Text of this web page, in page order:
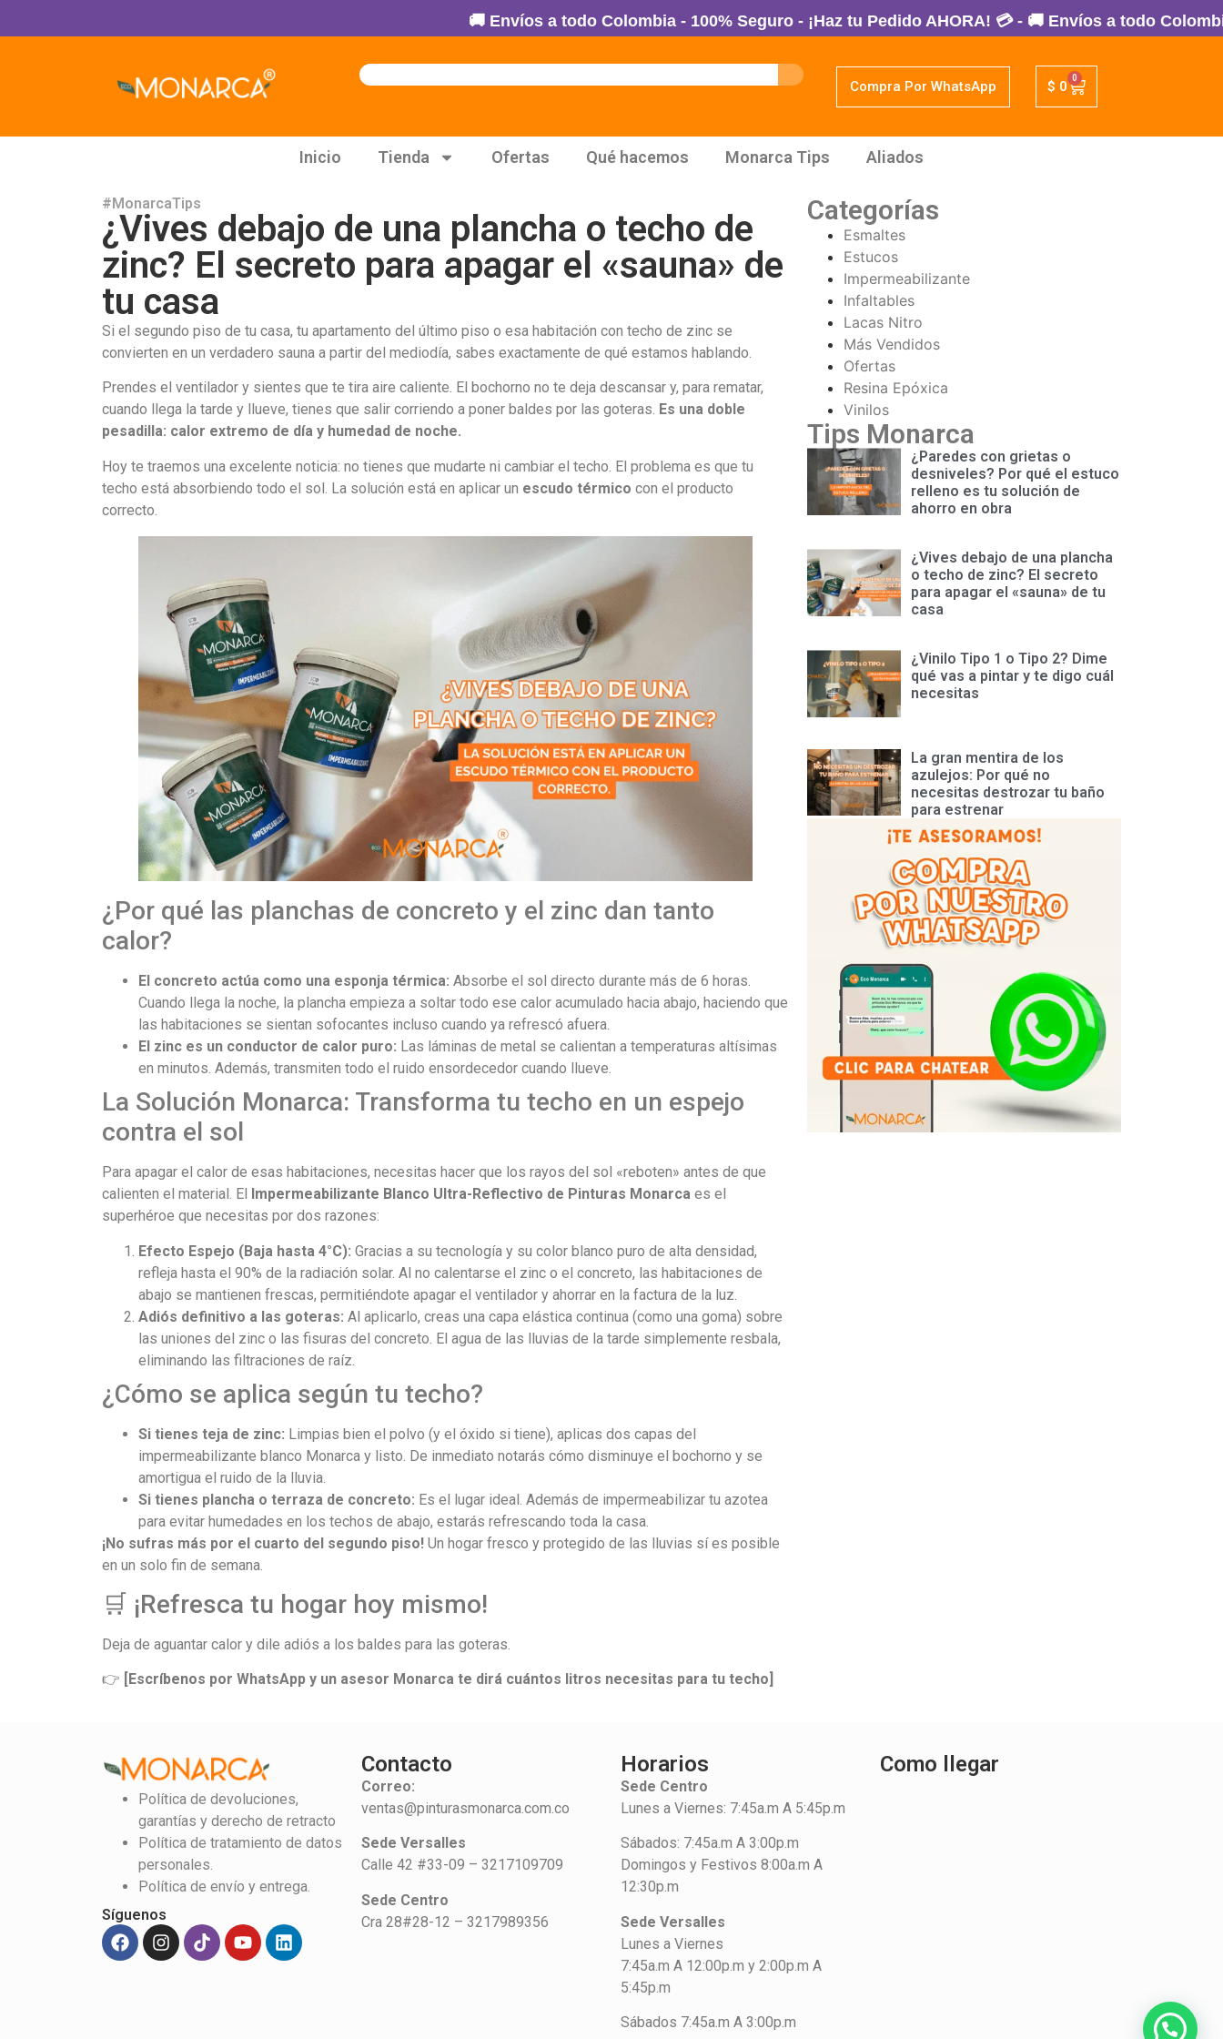
🚚 Envíos a todo Colombia - 100% Seguro - ¡Haz tu Pedido AHORA! 💳 - 🚚 Envíos a todo Colombia -
Compra Por WhatsApp $ 0 0
Inicio Tienda Ofertas Qué hacemos Monarca Tips Aliados
#MonarcaTips
¿Vives debajo de una plancha o techo de
zinc? El secreto para apagar el «sauna» de
tu casa
Si el segundo piso de tu casa, tu apartamento del último piso o esa habitación con techo de zinc se
convierten en un verdadero sauna a partir del mediodía, sabes exactamente de qué estamos hablando.
Prendes el ventilador y sientes que te tira aire caliente. El bochorno no te deja descansar y, para rematar,
cuando llega la tarde y llueve, tienes que salir corriendo a poner baldes por las goteras. Es una doble
pesadilla: calor extremo de día y humedad de noche.
Hoy te traemos una excelente noticia: no tienes que mudarte ni cambiar el techo. El problema es que tu
techo está absorbiendo todo el sol. La solución está en aplicar un escudo térmico con el producto
correcto.
¿Por qué las planchas de concreto y el zinc dan tanto
calor?
El concreto actúa como una esponja térmica: Absorbe el sol directo durante más de 6 horas.
Cuando llega la noche, la plancha empieza a soltar todo ese calor acumulado hacia abajo, haciendo que
las habitaciones se sientan sofocantes incluso cuando ya refrescó afuera.
El zinc es un conductor de calor puro: Las láminas de metal se calientan a temperaturas altísimas
en minutos. Además, transmiten todo el ruido ensordecedor cuando llueve.
La Solución Monarca: Transforma tu techo en un espejo
contra el sol
Para apagar el calor de esas habitaciones, necesitas hacer que los rayos del sol «reboten» antes de que
calienten el material. El
Impermeabilizante Blanco Ultra-Reflectivo de Pinturas Monarca es el
superhéroe que necesitas por dos razones:
Efecto Espejo (Baja hasta 4°C): Gracias a su tecnología y su color blanco puro de alta densidad,
refleja hasta el 90% de la radiación solar. Al no calentarse el zinc o el concreto, las habitaciones de
abajo se mantienen frescas, permitiéndote apagar el ventilador y ahorrar en la factura de la luz.
Adiós definitivo a las goteras: Al aplicarlo, creas una capa elástica continua (como una goma) sobre
las uniones del zinc o las fisuras del concreto. El agua de las lluvias de la tarde simplemente resbala,
eliminando las filtraciones de raíz.
¿Cómo se aplica según tu techo?
Si tienes teja de zinc: Limpias bien el polvo (y el óxido si tiene), aplicas dos capas del
impermeabilizante blanco Monarca y listo. De inmediato notarás cómo disminuye el bochorno y se
amortigua el ruido de la lluvia.
Si tienes plancha o terraza de concreto: Es el lugar ideal. Además de impermeabilizar tu azotea
para evitar humedades en los techos de abajo, estarás refrescando toda la casa.
¡No sufras más por el cuarto del segundo piso! Un hogar fresco y protegido de las lluvias sí es posible
en un solo fin de semana.
🛒 ¡Refresca tu hogar hoy mismo!
Deja de aguantar calor y dile adiós a los baldes para las goteras.
👉 Escríbenos por WhatsApp y un asesor Monarca te dirá cuántos litros necesitas para tu techo]
Categorías
Esmaltes
Estucos
Impermeabilizante
Infaltables
Lacas Nitro
Más Vendidos
Ofertas
Resina Epóxica
Vinilos
Tips Monarca
¿Paredes con grietas o
desniveles? Por qué el estuco
relleno es tu solución de
ahorro en obra
¿Vives debajo de una plancha
o techo de zinc? El secreto
para apagar el «sauna» de tu
casa
¿Vinilo Tipo 1 o Tipo 2? Dime
qué vas a pintar y te digo cuál
necesitas
La gran mentira de los
azulejos: Por qué no
necesitas destrozar tu baño
para estrenar
Política de devoluciones,
garantías y derecho de retracto
Política de tratamiento de datos
personales.
Política de envío y entrega.
Síguenos
Contacto
Correo:
ventas@pinturasmonarca.com.co
Sede Versalles
Calle 42 #33-09 – 3217109709
Sede Centro
Cra 28#28-12 – 3217989356
Horarios
Sede Centro
Lunes a Viernes: 7:45a.m A 5:45p.m
Sábados: 7:45a.m A 3:00p.m
Domingos y Festivos 8:00a.m A
12:30p.m
Sede Versalles
Lunes a Viernes
7:45a.m A 12:00p.m y 2:00p.m A
5:45p.m
Sábados 7:45a.m A 3:00p.m
Como llegar